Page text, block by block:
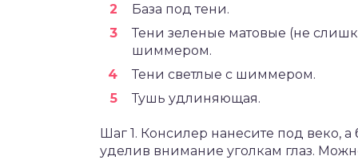
База под тени.
Тени зеленые матовые (не
шиммером.
Тени светлые с шиммером.
Тушь удлиняющая.
Шаг 1. Консилер нанесите под веко,
уделив внимание уголкам глаз.